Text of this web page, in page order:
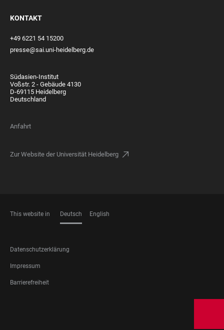
KONTAKT
+49 6221 54 15200
presse@sai.uni-heidelberg.de
Südasien-Institut
Voßstr. 2 - Gebäude 4130
D-69115 Heidelberg
Deutschland
Anfahrt
Zur Website der Universität Heidelberg
This website in Deutsch English
FOOTER
LEGAL
Datenschutzerklärung
Impressum
Barrierefreiheit